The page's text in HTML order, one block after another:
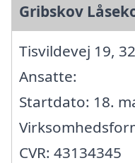
Gribskov
Tisvildevej 19,
Ansatte:
Startdato: 18.
CVR: 43134345